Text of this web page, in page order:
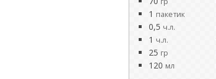
1 пакетик
0,5 ч.л.
1 ч.л.
25 гр
120 мл